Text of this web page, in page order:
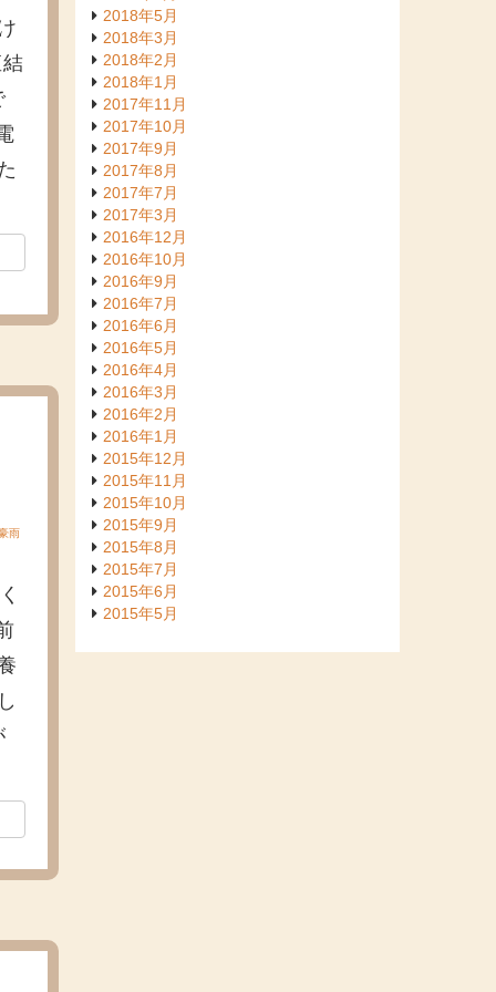
雨
2018年5月
2018年3月
2018年2月
2018年1月
2017年11月
2017年10月
2017年9月
2017年8月
2017年7月
2017年3月
2016年12月
2016年10月
2016年9月
2016年7月
2016年6月
2016年5月
2016年4月
2016年3月
2016年2月
2016年1月
2015年12月
2015年11月
2015年10月
2015年9月
2015年8月
2015年7月
2015年6月
2015年5月